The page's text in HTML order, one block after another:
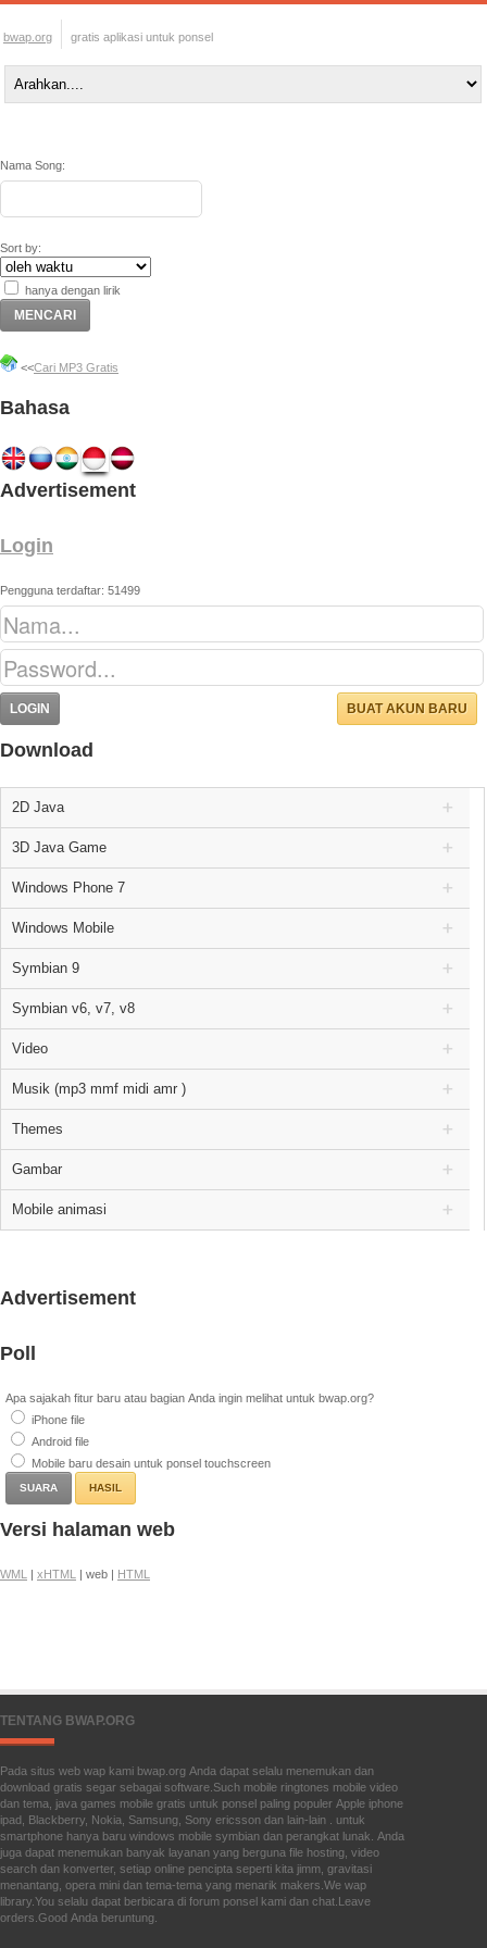
bwap.org gratis aplikasi untuk ponsel
Nama Song:
Sort by:
hanya dengan lirik
<<Cari MP3 Gratis
Bahasa
Advertisement
Login
Pengguna terdaftar: 51499
BUAT AKUN BARU
Download
2D Java
3D Java Game
Windows Phone 7
Windows Mobile
Symbian 9
Symbian v6, v7, v8
Video
Musik (mp3 mmf midi amr )
Themes
Gambar
Mobile animasi
Advertisement
Poll
Apa sajakah fitur baru atau bagian Anda ingin melihat untuk bwap.org?
iPhone file
Android file
Mobile baru desain untuk ponsel touchscreen
HASIL
Versi halaman web
WML | xHTML | web | HTML
TENTANG BWAP.ORG
Pada situs web wap kami bwap.org Anda dapat selalu menemukan dan
download gratis segar sebagai software.Such mobile ringtones mobile video
dan tema, java games mobile gratis untuk ponsel paling populer Apple iphone
ipad, Blackberry, Nokia, Samsung, Sony ericsson dan lain-lain . untuk
smartphone hanya baru windows mobile symbian dan perangkat lunak. Anda
juga dapat menemukan banyak layanan yang berguna file hosting, video
search dan konverter, setiap online pencipta seperti kita jimm, gravitasi
menantang, opera mini dan tema-tema yang menarik makers.We wap
library.You selalu dapat berbicara di forum ponsel kami dan chat.Leave
orders.Good Anda beruntung.